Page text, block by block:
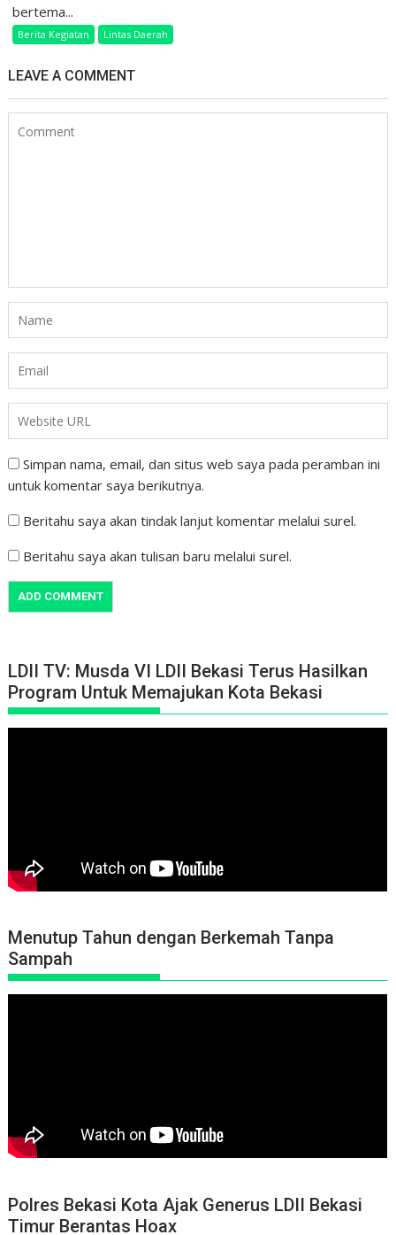
bertema...
Berita Kegiatan Lintas Daerah
LEAVE A COMMENT
Simpan nama, email, dan situs web saya pada peramban ini
untuk komentar saya berikutnya.
Beritahu saya akan tindak lanjut komentar melalui surel.
Beritahu saya akan tulisan baru melalui surel.
LDII TV: Musda VI LDII Bekasi Terus Hasilkan
Program Untuk Memajukan Kota Bekasi
Menutup Tahun dengan Berkemah Tanpa
Sampah
Polres Bekasi Kota Ajak Generus LDII Bekasi
Timur Berantas Hoax